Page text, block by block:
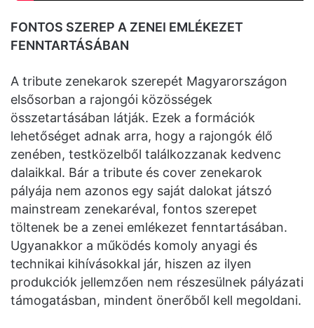
FONTOS SZEREP A ZENEI EMLÉKEZET
FENNTARTÁSÁBAN
A tribute zenekarok szerepét Magyarországon
elsősorban a rajongói közösségek
összetartásában látják. Ezek a formációk
lehetőséget adnak arra, hogy a rajongók élő
zenében, testközelből találkozzanak kedvenc
dalaikkal. Bár a tribute és cover zenekarok
pályája nem azonos egy saját dalokat játszó
mainstream zenekaréval, fontos szerepet
töltenek be a zenei emlékezet fenntartásában.
Ugyanakkor a működés komoly anyagi és
technikai kihívásokkal jár, hiszen az ilyen
produkciók jellemzően nem részesülnek pályázati
támogatásban, mindent önerőből kell megoldani.